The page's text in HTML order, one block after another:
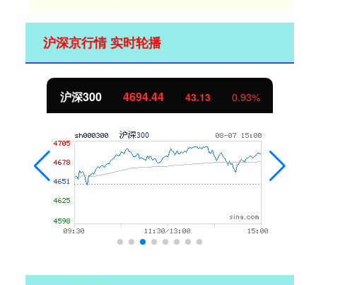
沪深京行情 实时轮播
沪深300 4694.44 43.13 0.93%